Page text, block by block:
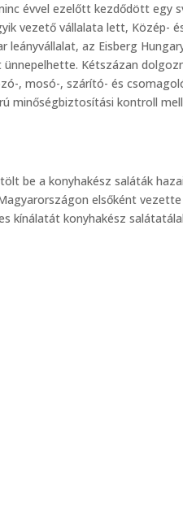
évvel ezelőtt kezdődött egy
vezető vállalata lett, Közép-
leányvállalat, az Eisberg
Kétszázan
, mosó-, szárító- és
minőségbiztosítási kontroll
be a konyhakész saláták
elsőként
kínálatát konyhakész